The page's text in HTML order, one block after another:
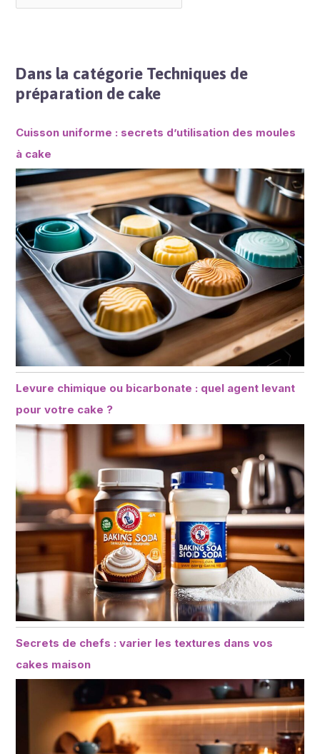
Dans la catégorie Techniques de
préparation de cake
Cuisson uniforme : secrets d’utilisation des moules
à cake
Levure chimique ou bicarbonate : quel agent levant
pour votre cake ?
Secrets de chefs : varier les textures dans vos
cakes maison